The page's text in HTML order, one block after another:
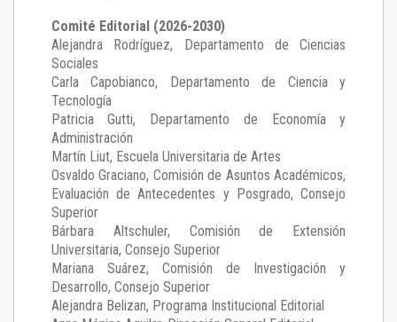
Comité Editorial (2026-2030)
Alejandra Rodríguez, Departamento de Ciencias
Sociales
Carla Capobianco, Departamento de Ciencia y
Tecnología
Patricia Gutti, Departamento de Economía y
Administración
Martín Liut, Escuela Universitaria de Artes
Osvaldo Graciano, Comisión de Asuntos Académicos,
Evaluación de Antecedentes y Posgrado, Consejo
Superior
Bárbara Altschuler, Comisión de Extensión
Universitaria, Consejo Superior
Mariana Suárez, Comisión de Investigación y
Desarrollo, Consejo Superior
Alejandra Belizan, Programa Institucional Editorial